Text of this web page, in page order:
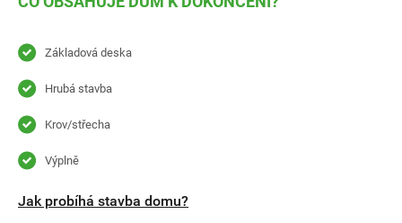
Základová deska
Hrubá stavba
Krov/střecha
Výplně
Jak probíhá stavba domu?